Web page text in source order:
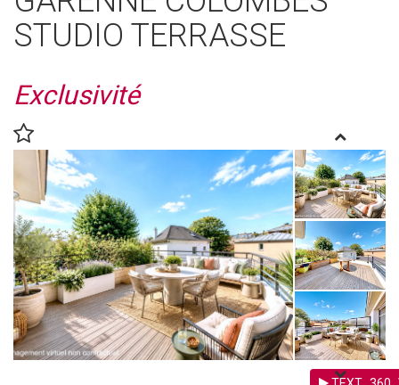
STUDIO TERRASSE
Exclusivité